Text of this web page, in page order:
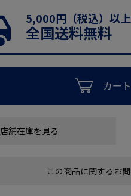
5,000円（税込）以
全国送料無料
カー
店舗在庫を見る
この商品に関するお